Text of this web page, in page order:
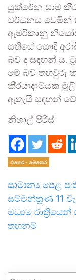
යුක්රේන සාම
වර්ධනය වෙමින්
ඇමරිකානු
සතියේ සෞදි
බව ද සඳහන් ය.
මේ බව තහවුරු
කි‍්‍රයාදාමයක
ඇතැයි සඳහන්
නිහාල් පීරිස්
එතෙර - මෙතෙර
සාමාන්‍ය පෙළ
සම්මන්ත්‍රණ 11
මධ්‍යම රාත්‍රියෙන්
තහනම්